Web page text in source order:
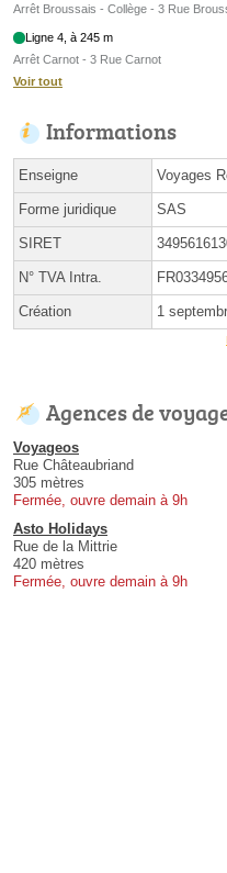
Arrêt Broussais - Collège - 3 Rue
Ligne 4, à 245 m
Arrêt Carnot - 3 Rue Carnot
Voir tout
Informations
Enseigne Voyages
Forme juridique SAS
SIRET
N° TVA Intra.
Création 1
Agences de
Voyageos
Rue Châteaubriand
305 mètres
Fermée, ouvre demain à 9h
Asto Holidays
Rue de la Mittrie
420 mètres
Fermée, ouvre demain à 9h